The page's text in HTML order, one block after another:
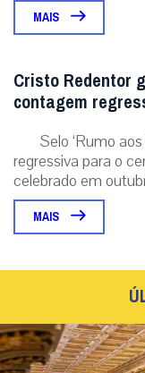
MAIS
Cristo Redentor
contagem
Selo ‘Rumo
regressiva para o
celebrado em
MAIS